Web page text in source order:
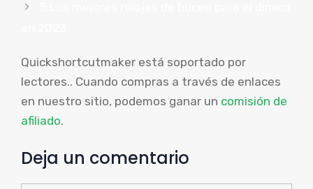
Quickshortcutmaker está soportado por
lectores.. Cuando compras a través de enlaces
en nuestro sitio, podemos ganar un comisión de
afiliado.
Deja un comentario